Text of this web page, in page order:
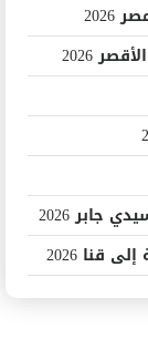
2026
2026
2026